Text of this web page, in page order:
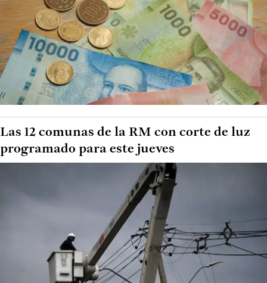
Las 12 comunas de la RM con corte de luz
programado para este jueves